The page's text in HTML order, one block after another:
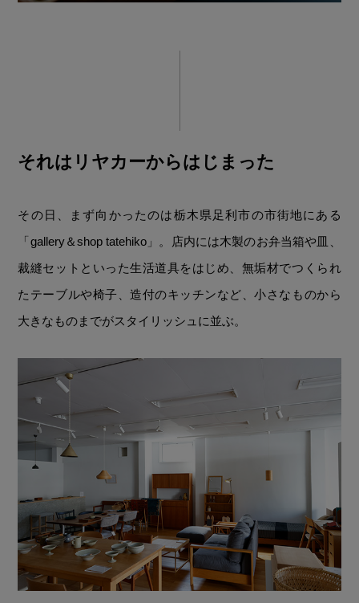
それはリヤカーからはじまった
その日、まず向かったのは栃木県足利市の市街地にある
「gallery＆shop tatehiko」。店内には木製のお弁当箱や皿、
裁縫セットといった生活道具をはじめ、無垢材でつくられ
たテーブルや椅子、造付のキッチンなど、小さなものから
大きなものまでがスタイリッシュに並ぶ。